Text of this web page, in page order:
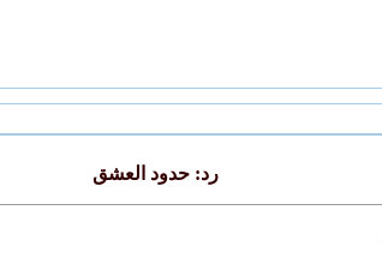
رد: حدود العشق